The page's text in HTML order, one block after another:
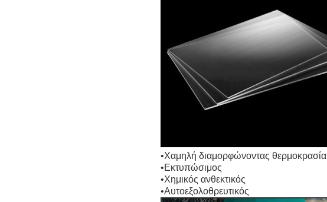
•Χαμηλή διαμορφώνοντας θερμοκρασία
•Εκτυπώσιμος
•Χημικός ανθεκτικός
•Αυτοεξολοθρευτικός